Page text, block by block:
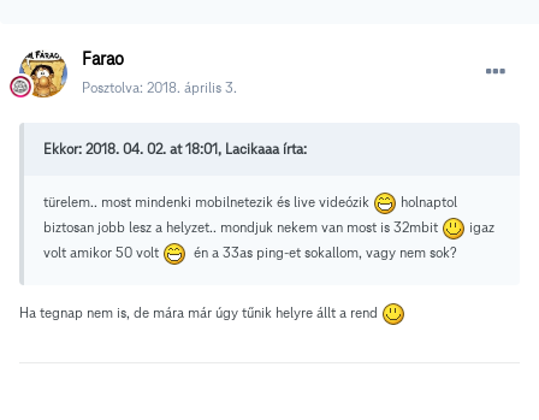
Farao
Posztolva: 2018. április 3.
Ekkor: 2018. 04. 02. at 18:01, Lacikaaa írta:
türelem.. most mindenki mobilnetezik és live videózik
holnaptol
biztosan jobb lesz a helyzet.. mondjuk nekem van most is 32mbit
igaz
volt amikor 50 volt
én a 33as ping-et sokallom, vagy nem sok?
Ha tegnap nem is, de mára már úgy tűnik helyre állt a rend